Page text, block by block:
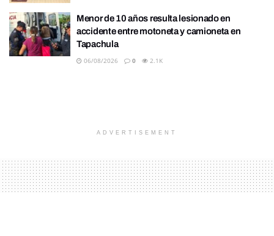
Menor de 10 años resulta lesionado en
accidente entre motoneta y camioneta en
Tapachula
06/08/2026 0 2.1K
ADVERTISEMENT